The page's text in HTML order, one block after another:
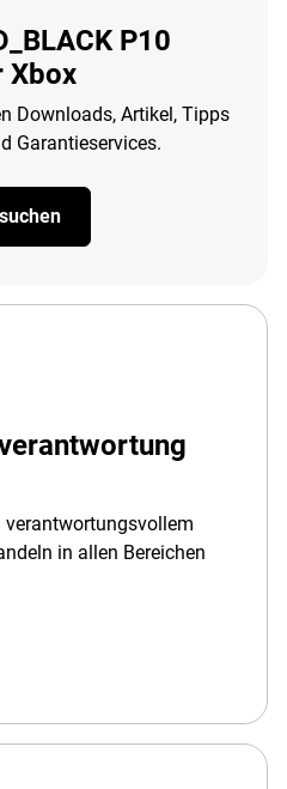
P10
Xbox
Downloads, Artikel, Tipps
Garantieservices.
in allen Bereichen